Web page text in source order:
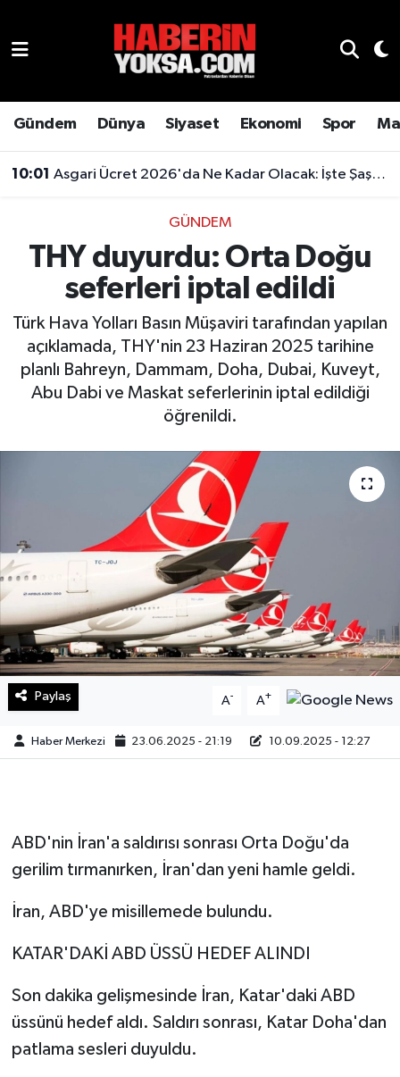
Gündem Dünya Siyaset Ekonomi Spor
10:01 Asgari Ücret 2026'da Ne Kadar Olacak: İşte Şaşırtan Rakam
GÜNDEM
THY duyurdu: Orta Doğu
seferleri iptal edildi
Türk Hava Yolları Basın Müşaviri tarafından yapılan
açıklamada, THY'nin 23 Haziran 2025 tarihine
planlı Bahreyn, Dammam, Doha, Dubai, Kuveyt,
Abu Dabi ve Maskat seferlerinin iptal edildiği
öğrenildi.
Paylaş A- A+
Haber Merkezi 23.06.2025 - 21:19 10.09.2025 - 12:27
ABD'nin İran'a saldırısı sonrası Orta Doğu'da
gerilim tırmanırken, İran'dan yeni hamle geldi.
İran, ABD'ye misillemede bulundu.
KATAR'DAKİ ABD ÜSSÜ HEDEF ALINDI
Son dakika gelişmesinde İran, Katar'daki ABD
üssünü hedef aldı. Saldırı sonrası, Katar Doha'dan
patlama sesleri duyuldu.
Genel
Gündem
Magazin
Otomobil
Hava Durumu
Son Dakika Haberleri
Haber Arşivi